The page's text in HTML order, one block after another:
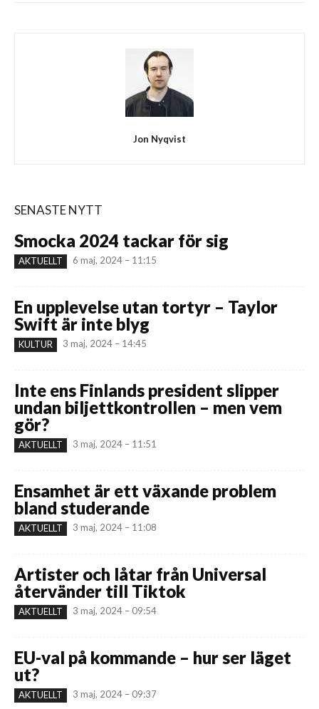
Jon Nyqvist
SENASTE NYTT
Smocka 2024 tackar för sig
AKTUELLT 6 maj, 2024 – 11:15
En upplevelse utan tortyr – Taylor
Swift är inte blyg
KULTUR 3 maj, 2024 – 14:45
Inte ens Finlands president slipper
undan biljettkontrollen – men vem
gör?
AKTUELLT 3 maj, 2024 – 11:51
Ensamhet är ett växande problem
bland studerande
AKTUELLT 3 maj, 2024 – 11:08
Artister och låtar från Universal
återvänder till Tiktok
AKTUELLT 3 maj, 2024 – 09:54
EU-val på kommande – hur ser läget
ut?
AKTUELLT 3 maj, 2024 – 09:37